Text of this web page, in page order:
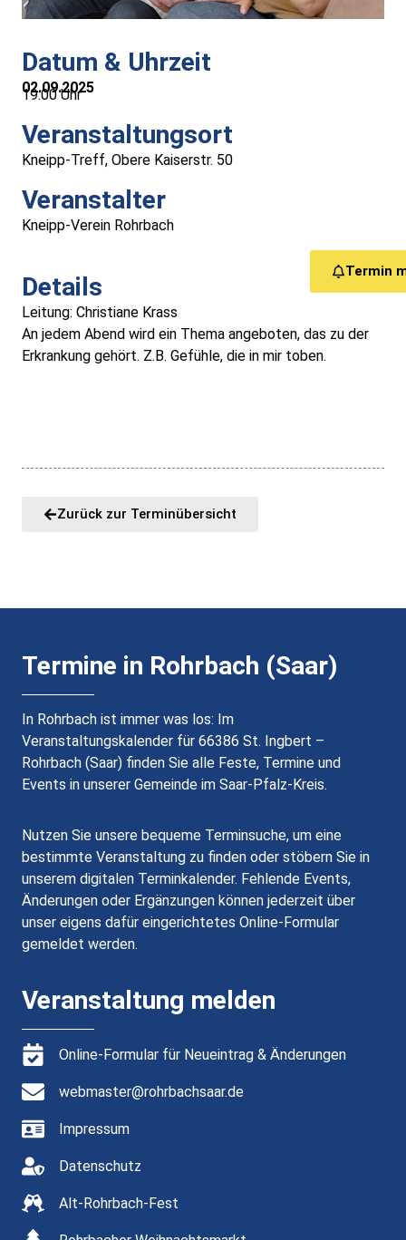
Vereine
Downloads
Links
Gästebuch
Impressum
Datum & Uhrzeit
02.09.2025
19:00 Uhr
Veranstaltungsort
Kneipp-Treff, Obere Kaiserstr. 50
Veranstalter
Kneipp-Verein Rohrbach
Details
Leitung: Christiane Krass
An jedem Abend wird ein Thema angeboten, das zu der
Erkrankung gehört. Z.B. Gefühle, die in mir toben.
Zurück zur Terminübersicht
Termin
Termine in Rohrbach (Saar)
In Rohrbach ist immer was los: Im
Veranstaltungskalender für 66386 St. Ingbert –
Rohrbach (Saar) finden Sie alle Feste, Termine und
Events in unserer Gemeinde im Saar-Pfalz-Kreis.
Nutzen Sie unsere bequeme Terminsuche, um eine
bestimmte Veranstaltung zu finden oder stöbern Sie in
unserem digitalen Terminkalender. Fehlende Events,
Änderungen oder Ergänzungen können jederzeit über
unser eigens dafür eingerichtetes Online-Formular
gemeldet werden.
Veranstaltung melden
Online-Formular für Neueintrag & Änderungen
webmaster@rohrbachsaar.de
Impressum
Datenschutz
Alt-Rohrbach-Fest